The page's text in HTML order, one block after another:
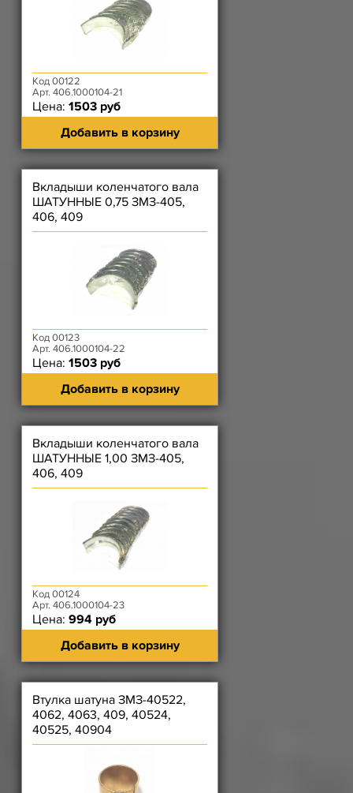
Код 00122
Арт. 406.1000104-21
Цена: 1503 руб
Добавить в корзину
Вкладыши коленчатого вала
ШАТУННЫЕ 0,75 ЗМЗ-405,
406, 409
Код 00123
Арт. 406.1000104-22
Цена: 1503 руб
Добавить в корзину
Вкладыши коленчатого вала
ШАТУННЫЕ 1,00 ЗМЗ-405,
406, 409
Код 00124
Арт. 406.1000104-23
Цена: 994 руб
Добавить в корзину
Втулка шатуна ЗМЗ-40522,
4062, 4063, 409, 40524,
40525, 40904